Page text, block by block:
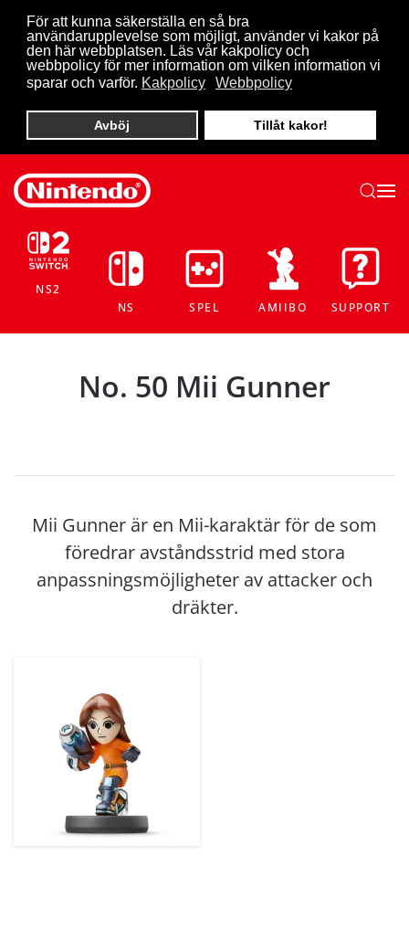
För att kunna säkerställa en så bra
användarupplevelse som möjligt, använder vi kakor på
den här webbplatsen. Läs vår kakpolicy och
webbpolicy för mer information om vilken information vi
sparar och varför. Kakpolicy Webbpolicy
Avböj Tillåt kakor!
Skip to main content
NS2
NS
SPEL AMIIBO SUPPORT
No. 50 Mii Gunner
Mii Gunner är en Mii-karaktär för de som
föredrar avståndsstrid med stora
anpassningsmöjligheter av attacker och
dräkter.